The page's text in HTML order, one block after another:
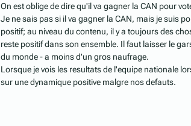
On est oblige de dire qu'il va gagner la CAN pour
Je ne sais pas si il va gagner la CAN, mais je suis
positif; au niveau du contenu, il y a toujours des
reste positif dans son ensemble. Il faut laisser le
du monde - a moins d'un gros naufrage.
Lorsque je vois les resultats de l'equipe nationale
sur une dynamique positive malgre nos defauts.